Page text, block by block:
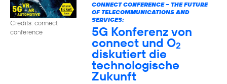
Credits: connect
conference
CONNECT CONFERENCE – THE FUTURE
OF TELECOMMUNICATIONS AND
SERVICES:
5G Konferenz von
connect und O2
diskutiert die
technologische
Zukunft